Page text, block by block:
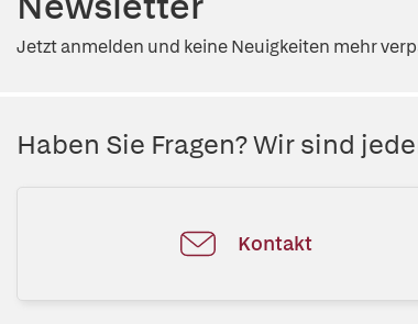
Jetzt anmelden und keine Neuigkeiten mehr
Haben Sie Fragen? Wir sind
Kontakt